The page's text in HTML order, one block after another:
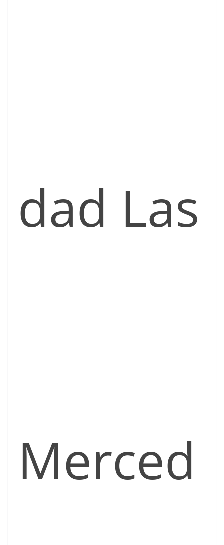
dad Las
Merced